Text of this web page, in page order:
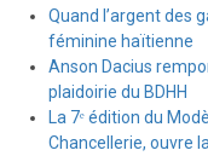
Quand l’argent des
féminine haïtienne
Anson Dacius
plaidoirie du BDHH
La 7ᵉ édition du
Chancellerie, ouvre